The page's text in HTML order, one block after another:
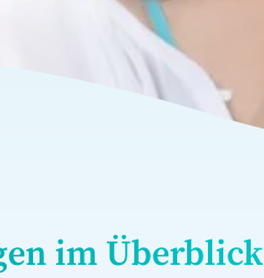
im Überblick